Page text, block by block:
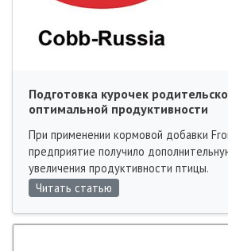
Подготовка курочек
оптимальной продуктивности
При применении кормовой добавки
предприятие получило
увеличения продуктивности птицы.
Читать статью